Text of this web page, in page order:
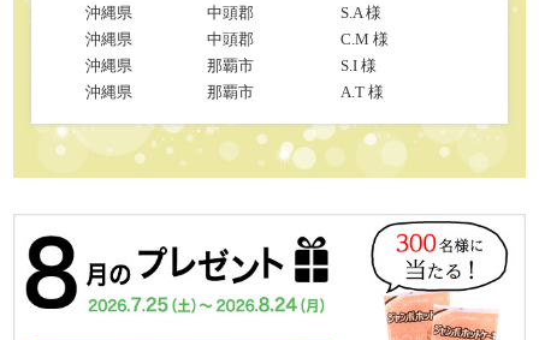
沖縄県
中頭郡
S.A 様
沖縄県
中頭郡
C.M 様
沖縄県
那覇市
S.I 様
沖縄県
那覇市 A.T 様